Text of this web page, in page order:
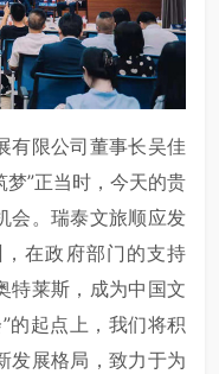
有限公司董事长吴佳
梦”正当时，今天的贵
会。瑞泰文旅顺应发
在政府部门的支持
特莱斯，成为中国文
的起点上，我们将积
发展格局，致力于为